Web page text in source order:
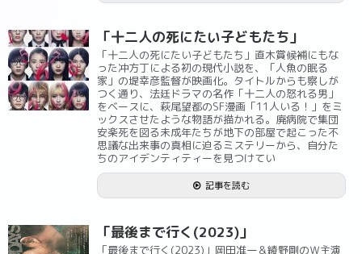
「十二人の死にたい子どもたち」
「十二人の死にたい子どもたち」直木賞候補にもな
った冲方丁による初の現代小説を、「人魚の眠る
家」の堤幸彦監督が映画化。タイトルからも察しが
つく通り、法廷ドラマの名作「十二人の怒れる男」
をベースに、萩尾望都のSF漫画「11人いる！」をミ
ックスさせたような物語が描かれる。廃病院で集団
安楽死を図る未成年たちが地下の部屋で起こった不
思議な出来事の真相に迫るミステリーから、自分た
ちのアイデンティティーを見つけてい
記事を読む
「最後まで行く(2023)」
「最後まで行く(2023)」岡田准一＆綾野剛のＷ主演